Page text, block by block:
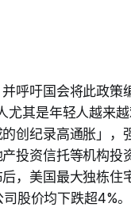
呼吁国会将此政策
尤其是年轻人越来
创纪录高通胀」，
投资信托等机构投
，美国最大独栋住
股价均下跌超4%